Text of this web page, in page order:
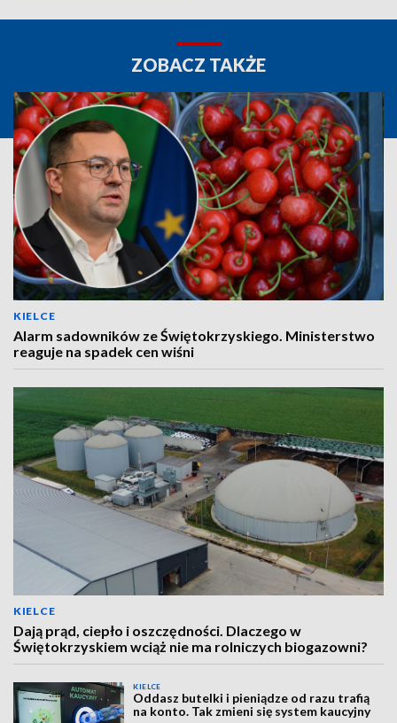
ZOBACZ TAKŻE
KIELCE
Alarm sadowników ze Świętokrzyskiego. Ministerstwo
reaguje na spadek cen wiśni
KIELCE
Dają prąd, ciepło i oszczędności. Dlaczego w
Świętokrzyskiem wciąż nie ma rolniczych biogazowni?
KIELCE
Oddasz butelki i pieniądze od razu trafią
na konto. Tak zmieni się system kaucyjny